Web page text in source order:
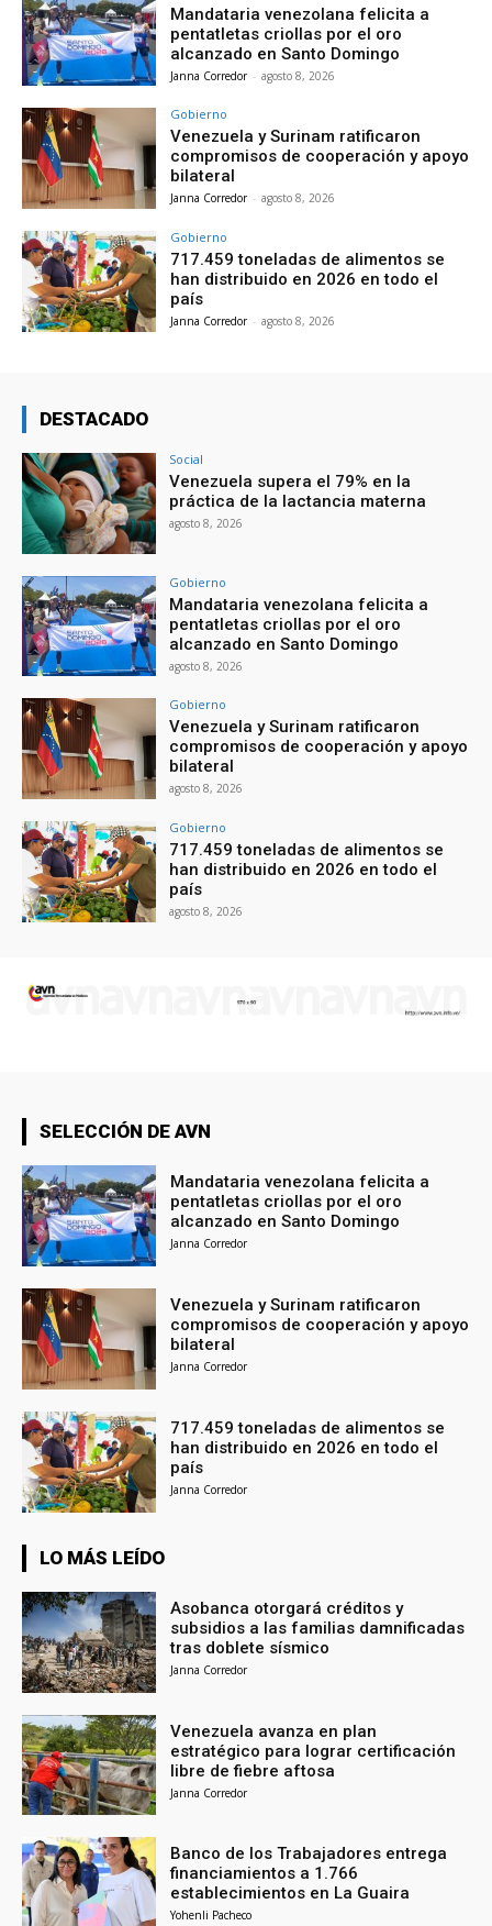
Mandataria venezolana felicita a
pentatletas criollas por el oro
alcanzado en Santo Domingo
Janna Corredor - agosto 8, 2026
Gobierno
Venezuela y Surinam ratificaron
compromisos de cooperación y apoyo
bilateral
Janna Corredor - agosto 8, 2026
Gobierno
717.459 toneladas de alimentos se
han distribuido en 2026 en todo el
país
Janna Corredor - agosto 8, 2026
DESTACADO
Social
Venezuela supera el 79% en la
práctica de la lactancia materna
agosto 8, 2026
Gobierno
Mandataria venezolana felicita a
pentatletas criollas por el oro
alcanzado en Santo Domingo
agosto 8, 2026
Gobierno
Venezuela y Surinam ratificaron
compromisos de cooperación y apoyo
bilateral
agosto 8, 2026
Gobierno
717.459 toneladas de alimentos se
han distribuido en 2026 en todo el
país
agosto 8, 2026
SELECCIÓN DE AVN
Mandataria venezolana felicita a
pentatletas criollas por el oro
alcanzado en Santo Domingo
Janna Corredor
Venezuela y Surinam ratificaron
compromisos de cooperación y apoyo
bilateral
Janna Corredor
717.459 toneladas de alimentos se
han distribuido en 2026 en todo el
país
Janna Corredor
LO MÁS LEÍDO
Asobanca otorgará créditos y
subsidios a las familias damnificadas
tras doblete sísmico
Janna Corredor
Venezuela avanza en plan
estratégico para lograr certificación
libre de fiebre aftosa
Janna Corredor
Banco de los Trabajadores entrega
financiamientos a 1.766
establecimientos en La Guaira
Yohenli Pacheco